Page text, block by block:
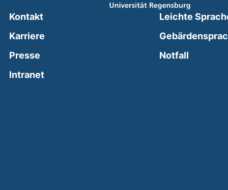
Kontakt
Karriere
Presse
Intranet(external link, opens in a new window)
Leichte
Notfall